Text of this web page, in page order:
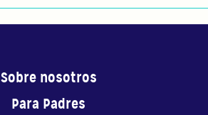
Sobre nosotros
Para Padres